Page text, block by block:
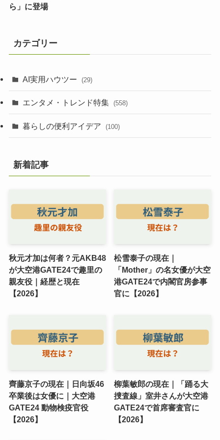
ら」に登場
カテゴリー
AI実用ハウツー (29)
エンタメ・トレンド特集 (558)
暮らしの便利アイデア (100)
新着記事
秋元才加は何者？元AKB48
が大空港GATE24で趣里の
親友役｜経歴と現在
【2026】
松雪泰子の現在｜
「Mother」の名女優が大空
港GATE24で内閣官房参事
官に【2026】
齊藤京子の現在｜日向坂46
卒業後は女優に｜大空港
GATE24 動物検疫官役
【2026】
柳葉敏郎の現在｜「踊る大
捜査線」室井さんが大空港
GATE24で首席審査官に
【2026】